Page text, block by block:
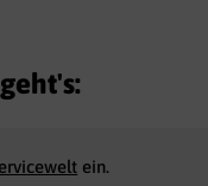
ein.